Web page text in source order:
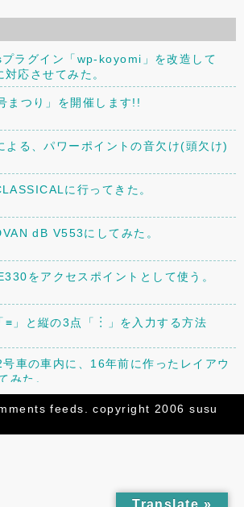
ラグイン「wp-koyomi」を改造して
応させてみた。
まつり」を開催します!!
よる、パワーポイントの音欠け(頭欠け)
に行ってきた。
dB V553にしてみた。
をアクセスポイントとして使う。
≡」と縦の3点「︙」を入力する方法
車の車内に、16年前に作ったレイアウ
みた。
ャブ」のオーディオ・スピーカーを交換
ブ90(HA02)のミラーを交換した。
feeds. copyright 2006 susu
Translate »